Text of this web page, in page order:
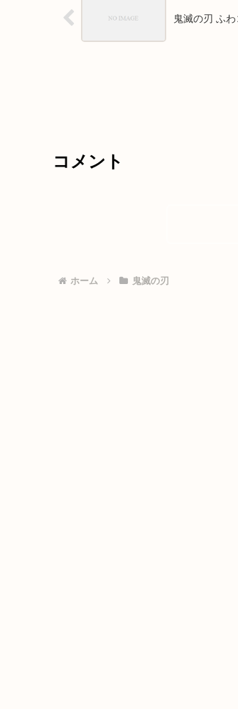
鬼滅の刃 ふわ
コメント
ホーム 鬼滅の刃